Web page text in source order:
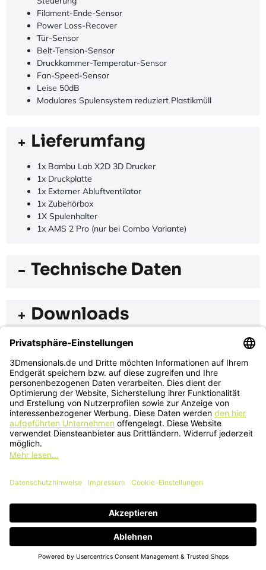
Druckbett bis 120°C
Aktive Bauraumheizung bis 65°C
Optimal für Carbon-/glasfaserverstärktes Polymere, PA,
PC, PLA, PETG, TPU, ABS, ASA, PVA, PET, PPA-CF/GF
uvm.
Mit 3-fachfilter
Mikro-Lidar-unterstützte Bettnivellierung
Inklusive integrierte Kamera
Vibrationskompensation,
Steuerung
Filament-Ende-Sensor
Tür-Sensor
Belt-Tension-Sensor
Druckkammer-Temperatur-Sensor
Fan-Speed-Sensor
Leise 50dB
Modulares Spulensystem reduziert Plastikmüll
Lieferumfang
1x Druckplatte
1x Externer Abluftventilator
1X Spulenhalter
1x AMS 2 Pro (nur bei Combo Variante)
Technische Daten
Downloads
Bambu Lab X2D
TDS
Bambu Lab
Paket